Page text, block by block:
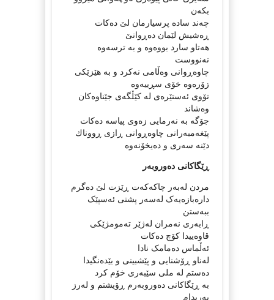
بکەن
چەند سادە پرسیارمان لێ دەکات
ڕەشیش لێمان دەڕوانێ
هەتاو سارد بووەوە و بە ترسەوە
نەنووست
چاوەڕوانی وەڵامی نەکرد و بە هێزێکی
زۆرەوە خۆی سڕییەوە
تۆوی ئەستێرەی لە کێڵگەی جێناوەکان
وەشاند
جۆگە بە نەرمایی زەوی پیاسە دەکات
پێغه‌مبه‌رانی چاوه‌ڕوانی ڕازی ڕووناك
دێنه‌ سه‌ری و ده‌یخۆنه‌وه‌
ڕێگاکانی دەوروبەر
مردن لەبەر چاکەکەت ڕێزت لێ دەگرم
دارەبازەیەک لەسەر پشتی ئەسپێک
ببەستن
ڕابەری نەمران لەژێر تەمومژێکی
قاوەییدا کۆچ دەکات
ئەڵماس دەمامک نادا
لەناو ڕۆشنایی و پێشبینی و بێدەنگیدا
دەستم لە ملی سێبەری خۆم کرد
بە ڕێگاکانی دەوروبەرم ڕۆیشتم و لەرز
بەریدام